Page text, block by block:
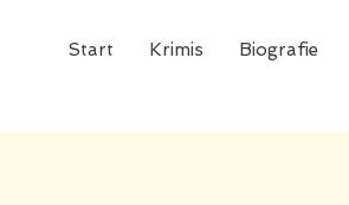
Start Krimis Biografie